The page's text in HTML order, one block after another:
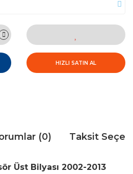
HIZLI SATIN AL
(0) Taksit
Üst Bilyası 2002-2013